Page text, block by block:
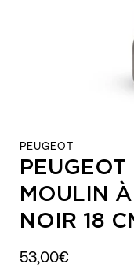
PEUGEOT
MOULIN
NOIR 18
53,00€